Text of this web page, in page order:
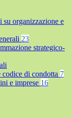
organizzazione e
23
strategico-
di condotta 7
e imprese 16